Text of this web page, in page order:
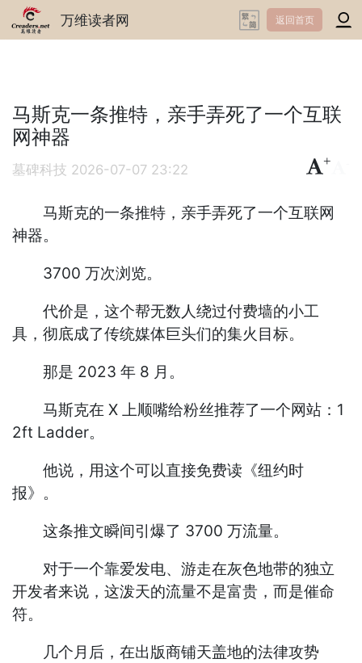
万维读者网 返回首页
马斯克一条推特，亲手弄死了一个互联
网神器
墓碑科技 2026-07-07 23:22
+
马斯克的一条推特，亲手弄死了一个互联网
神器。
3700 万次浏览。
代价是，这个帮无数人绕过付费墙的小工
具，彻底成了传统媒体巨头们的集火目标。
那是 2023 年 8 月。
马斯克在 X 上顺嘴给粉丝推荐了一个网站：1
2ft Ladder。
他说，用这个可以直接免费读《纽约时
报》。
这条推文瞬间引爆了 3700 万流量。
对于一个靠爱发电、游走在灰色地带的独立
开发者来说，这泼天的流量不是富贵，而是催命
符。
几个月后，在出版商铺天盖地的法律攻势